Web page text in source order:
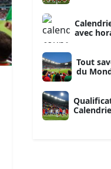
avec
Tout
du